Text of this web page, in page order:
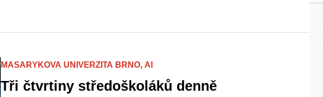
MASARYKOVA UNIVERZITA BRNO, AI
Tři čtvrtiny středoškoláků denně